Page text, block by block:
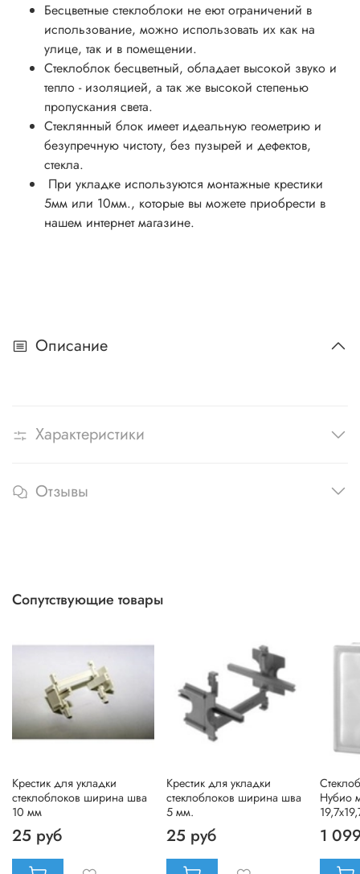
Бесцветные стеклоблоки не еют ограничений в
использование, можно использовать их как на
улице, так и в помещении.
Стеклоблок бесцветный, обладает высокой звуко и
тепло - изоляцией, а так же высокой степенью
пропускания света.
Стеклянный блок имеет идеальную геометрию и
безупречную чистоту, без пузырей и дефектов,
стекла.
При укладке используются монтажные крестики
5мм или 10мм., которые вы можете приобрести в
нашем интернет магазине.
Описание
Характеристики
Отзывы
Сопутствующие товары
Крестик для укладки
стеклоблоков ширина шва
10 мм
25 руб
Крестик для укладки
стеклоблоков ширина шва
5 мм.
25 руб
Нубио
1